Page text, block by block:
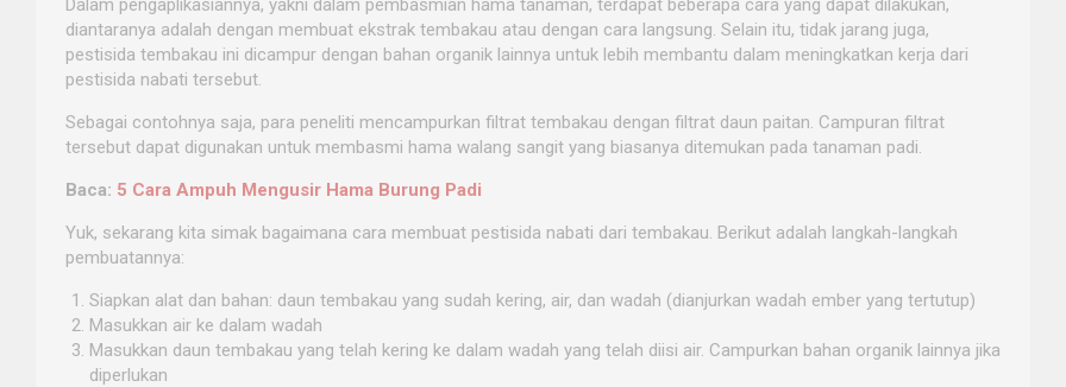
Dalam pengaplikasiannya, yakni dalam pembasmian hama tanaman, terdapat beberapa cara yang dapat dilakukan,
diantaranya adalah dengan membuat ekstrak tembakau atau dengan cara langsung. Selain itu, tidak jarang juga,
pestisida tembakau ini dicampur dengan bahan organik lainnya untuk lebih membantu dalam meningkatkan kerja dari
pestisida nabati tersebut.
Sebagai contohnya saja, para peneliti mencampurkan filtrat tembakau dengan filtrat daun paitan. Campuran filtrat
tersebut dapat digunakan untuk membasmi hama walang sangit yang biasanya ditemukan pada tanaman padi.
Baca: 5 Cara Ampuh Mengusir Hama Burung Padi
Yuk, sekarang kita simak bagaimana cara membuat pestisida nabati dari tembakau. Berikut adalah langkah-langkah
pembuatannya:
Siapkan alat dan bahan: daun tembakau yang sudah kering, air, dan wadah (dianjurkan wadah ember yang tertutup)
Masukkan air ke dalam wadah
Masukkan daun tembakau yang telah kering ke dalam wadah yang telah diisi air. Campurkan bahan organik lainnya jika
diperlukan